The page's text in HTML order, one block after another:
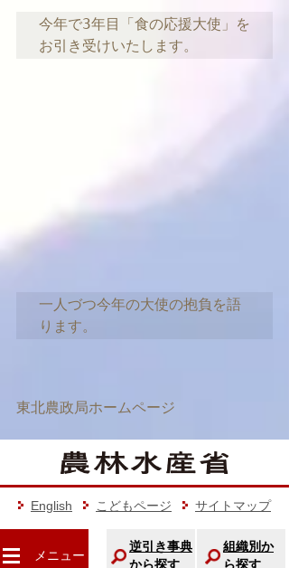
今年で3年目「食の応援大使」を
お引き受けいたします。
一人づつ今年の大使の抱負を語
ります。
東北農政局ホームページ